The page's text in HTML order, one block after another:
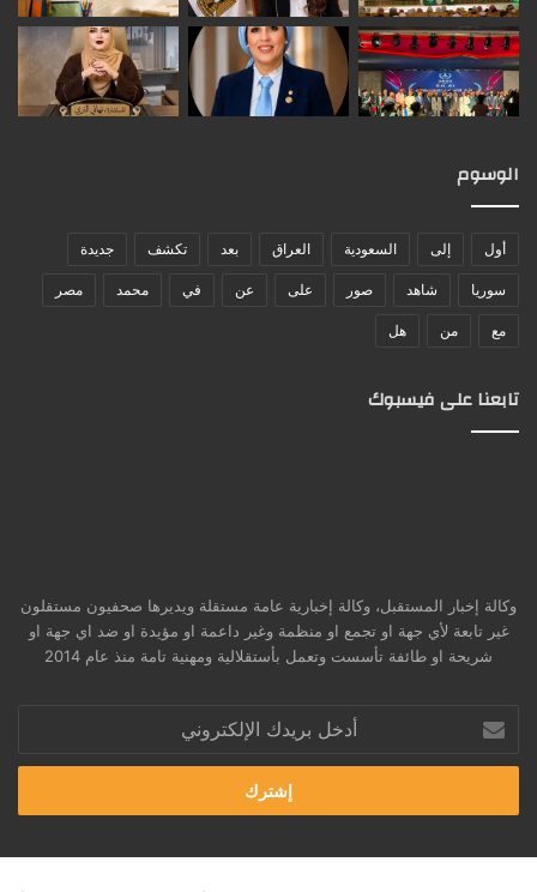
الوسوم
أول إلى السعودية العراق بعد تكشف جديدة
سوريا شاهد صور على عن في محمد مصر
مع من هل
تابعنا على فيسبوك
وكالة إخبار المستقبل، وكالة إخبارية عامة مستقلة ويديرها صحفيون مستقلون
غير تابعة لأي جهة او تجمع او منظمة وغير داعمة او مؤيدة او ضد اي جهة او
شريحة او طائفة تأسست وتعمل بأستقلالية ومهنية تامة منذ عام 2014
أدخل
بريدك
الإلكتروني